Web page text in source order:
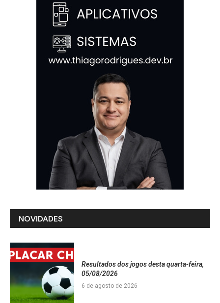
NOVIDADES
Resultados dos jogos desta quarta-feira,
05/08/2026
6 de agosto de 2026